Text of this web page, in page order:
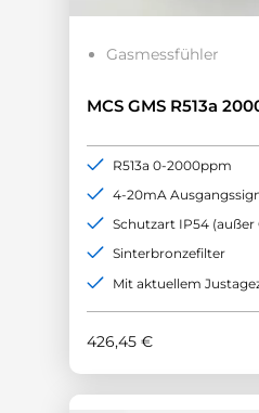
Gasmessfühler
MCS GMS R513a
426,45 €
R513a 0-2000ppm
4-20mA
Schutzart IP54 (außer
Sinterbronzefilter
Mit aktuellem